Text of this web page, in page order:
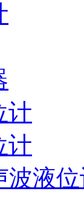
计
计
波液